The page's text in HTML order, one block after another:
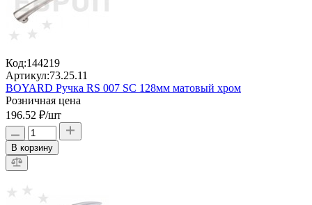
Код:144219
Артикул:73.25.11
BOYARD Ручка RS 007 SC 128мм матовый хром
Розничная цена
196.52 ₽/шт
В корзину